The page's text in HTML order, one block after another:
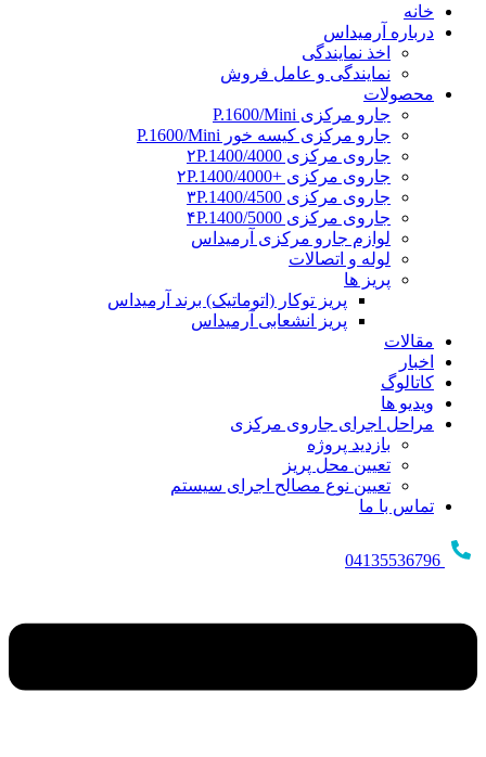
خانه
درباره آرمیداس
اخذ نمایندگی
نمایندگی و عامل فروش
محصولات
جارو مرکزی P.1600/Mini
جارو مرکزی کیسه خور P.1600/Mini
جاروی مرکزی ۲P.1400/4000
جاروی مرکزی +۲P.1400/4000
جاروی مرکزی ۳P.1400/4500
جاروی مرکزی ۴P.1400/5000
لوازم جارو مرکزی آرمیداس
لوله و اتصالات
پریز ها
پریز توکار (اتوماتیک) برند آرمیداس
پریز انشعابی آرمیداس
مقالات
اخبار
کاتالوگ
ویدیو ها
مراحل اجرای جاروی مرکزی
بازدید پروژه
تعیین محل پریز
تعیین نوع مصالح اجرای سیستم
تماس با ما
04135536796